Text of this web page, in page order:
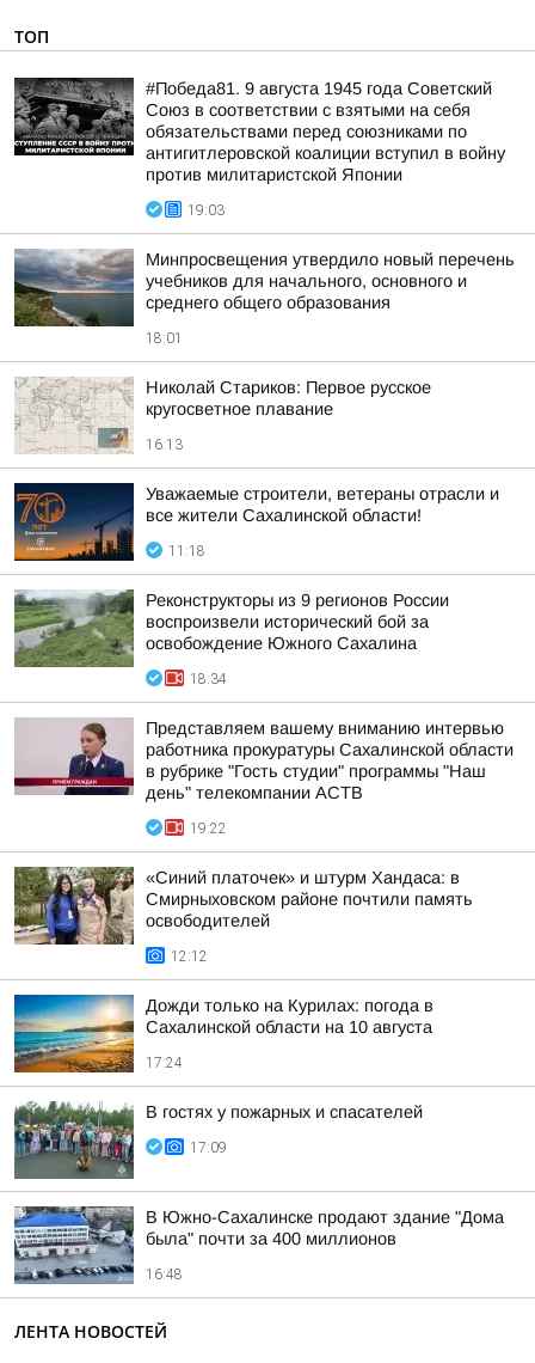
ТОП
#Победа81. 9 августа 1945 года Советский
Союз в соответствии с взятыми на себя
обязательствами перед союзниками по
антигитлеровской коалиции вступил в войну
против милитаристской Японии
19:03
Минпросвещения утвердило новый перечень
учебников для начального, основного и
среднего общего образования
18:01
Николай Стариков: Первое русское
кругосветное плавание
16:13
Уважаемые строители, ветераны отрасли и
все жители Сахалинской области!
11:18
Реконструкторы из 9 регионов России
воспроизвели исторический бой за
освобождение Южного Сахалина
18:34
Представляем вашему вниманию интервью
работника прокуратуры Сахалинской области
в рубрике "Гость студии" программы "Наш
день" телекомпании АСТВ
19:22
«Синий платочек» и штурм Хандаса: в
Смирныховском районе почтили память
освободителей
12:12
Дожди только на Курилах: погода в
Сахалинской области на 10 августа
17:24
В гостях у пожарных и спасателей
17:09
В Южно-Сахалинске продают здание "Дома
была" почти за 400 миллионов
16:48
ЛЕНТА НОВОСТЕЙ